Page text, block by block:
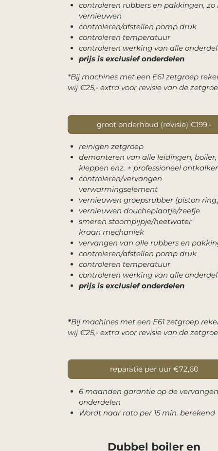
controleren rubbers en pakkingen, zo
vernieuwen
controleren/afstellen pomp druk
controleren temperatuur
controleren werking van alle
prijs is exclusief onderdelen
*Bij machines met een E61 zetgroep
wij €25,- extra voor revisie van de
groot onderhoud (revisie) €199,-
reinigen zetgroep
demonteren van alle leidingen, boiler,
kleppen enz. + professioneel
controleren/vervangen
verwarmingselement
vernieuwen groepsrubber (piston
vernieuwen doucheplaatje/zeefje
smeren stoompijpje/heetwater
kraan mechaniek
vervangen van alle rubbers en
controleren/afstellen pomp druk
controleren temperatuur
controleren werking van alle
prijs is exclusief onderdelen
*Bij machines met een E61 zetgroep
wij €25,- extra voor revisie van de
reparatie per uur €72,60
6 maanden garantie op de vervangen
onderdelen
Wordt naar rato per 15 min. berekend
Dubbel boiler en